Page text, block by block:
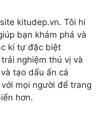
kitudep.vn. Tôi hi
bạn khám phá và
kí tự đặc biệt
nghiệm thú vị và
tạo dấu ấn cá
mọi người để trang
hơn.